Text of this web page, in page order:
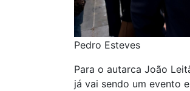
Pedro Esteves
Para o autarca João
já vai sendo um evento